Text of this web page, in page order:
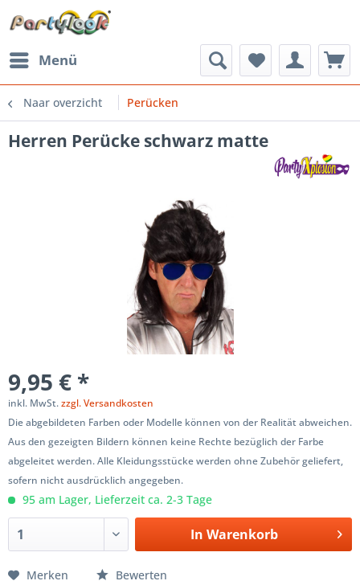
Menü
Naar overzicht Perücken
Herren Perücke schwarz matte
9,95 € *
inkl. MwSt.zzgl. Versandkosten
Die abgebildeten Farben oder Modelle können von der Realität abweichen.
Aus den gezeigten Bildern können keine Rechte bezüglich der Farbe
abgeleitet werden. Alle Kleidungsstücke werden ohne Zubehör geliefert,
sofern nicht ausdrücklich angegeben.
95 am Lager, Lieferzeit ca. 2-3 Tage
In Warenkorb
Merken Bewerten